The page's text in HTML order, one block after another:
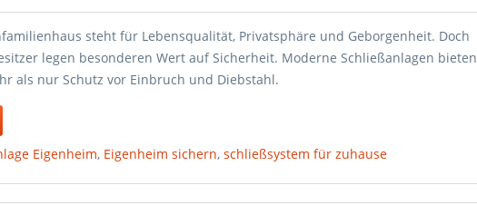
steht für Lebensqualität, Privatsphäre und Geborgenheit. Doch
legen besonderen Wert auf Sicherheit. Moderne Schließanlagen bieten
als nur Schutz vor Einbruch und Diebstahl.
Eigenheim, Eigenheim sichern,schließsystem für zuhause